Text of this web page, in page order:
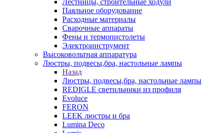
Лестницы, строительные ходули
Паяльное оборудование
Расходные материалы
Сварочные аппараты
Фены и термопистолеты
Электроинструмент
Высоковольтная аппаратура
Люстры, подвесы,бра, настольные лампы
Назад
Люстры, подвесы,бра, настольные лампы
REDIGLE светильники из профиля
Evoluce
FERON
LEEK люстры и бра
Lumina Deco